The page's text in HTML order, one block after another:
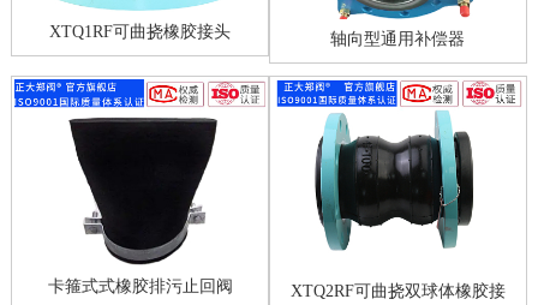
XTQ1RF可曲挠橡胶接头 轴向型通用补偿器
卡箍式式橡胶排污止回阀 XTQ2RF可曲挠双球体橡胶接